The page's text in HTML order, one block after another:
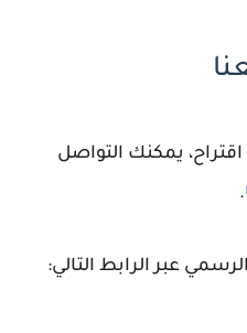
يمكنك التواصل
.
عبر الرابط التالي: